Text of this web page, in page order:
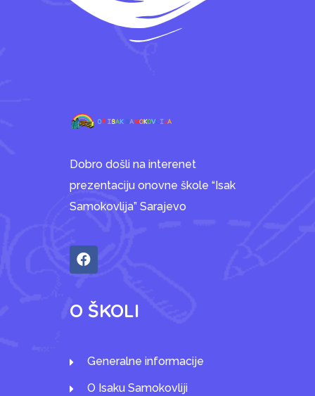
Dobro došli na interenet
prezentaciju onovne škole “Isak
Samokovlija” Sarajevo
O ŠKOLI
Generalne informacije
O Isaku Samokovliji